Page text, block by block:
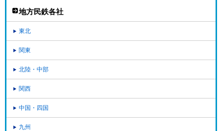
地方民鉄各社
東北
関東
北陸・中部
関西
中国・四国
九州